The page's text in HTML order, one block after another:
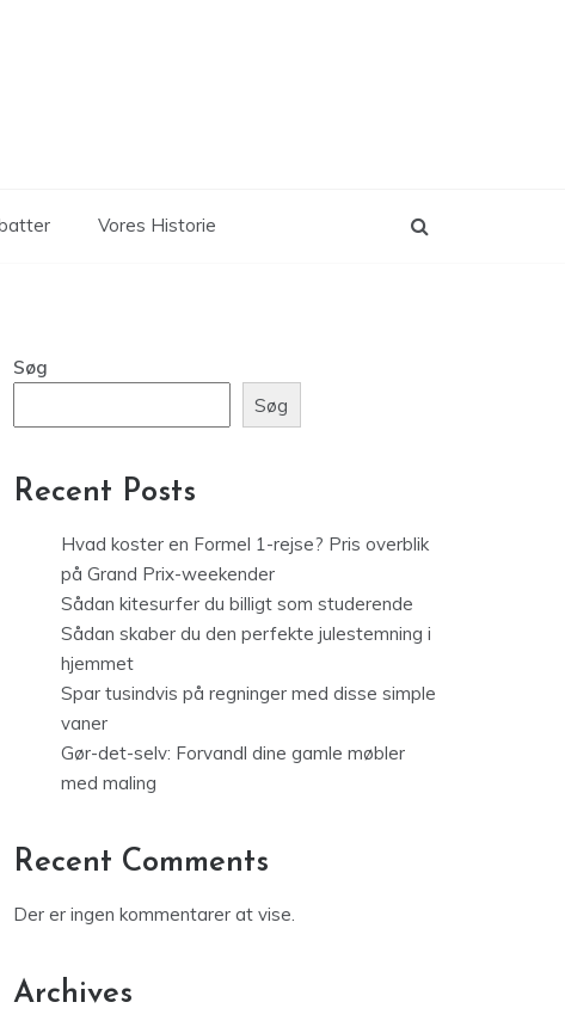
Vores Historie
Søg
Søg
Recent Posts
Hvad koster en Formel 1-rejse? Pris overblik
på Grand Prix-weekender
Sådan kitesurfer du billigt som studerende
Sådan skaber du den perfekte julestemning i
hjemmet
Spar tusindvis på regninger med disse simple
vaner
Gør-det-selv: Forvandl dine gamle møbler
med maling
Recent Comments
Der er ingen kommentarer at vise.
Archives